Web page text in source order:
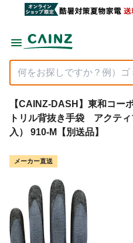
【CAINZ-DASH】東和コ
トリル背抜き手袋 アクテ
入） 910-M【別送品】
メーカー直送